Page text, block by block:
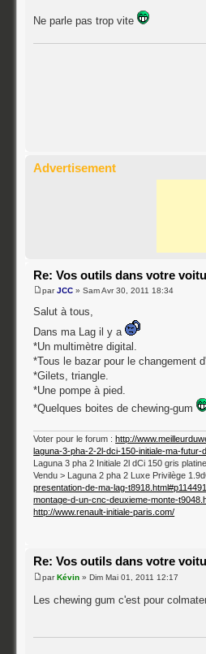
Ne parle pas trop vite
Advertisement
Re: Vos outils dans votre
parJCC » Sam Avr 30, 2011 18:34
Salut à tous,
Dans ma Lag il y a
*Un multimètre digital.
*Tous le bazar pour le changement
*Gilets, triangle.
*Une pompe à pied.
*Quelques boites de chewing-gum
Voter pour le forum :http://
laguna-3-pha-2-2l-dci-150-initiale-ma-futur-
Laguna 3 pha 2 Initiale 2l dCi 150 gris
Vendu > Laguna 2 pha 2 Luxe Privilège
presentation-de-ma-lag-t8918.html#p114491
montage-d-un-cnc-deuxieme-monte-
http://www.renault-initiale-paris.com/
Re: Vos outils dans votre
parKévin » Dim Mai 01, 2011 12:17
Les chewing gum c'est pour